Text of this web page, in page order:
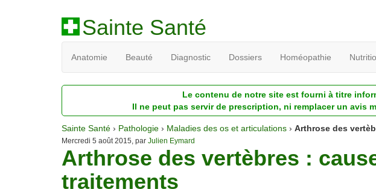
Sainte Santé
Anatomie Beauté Diagnostic Dossiers Homéopathie
Le contenu de notre site est fourni à titre
Il ne peut pas servir de prescription, ni remplacer un avis
Sainte Santé › Pathologie › Maladies des os et articulations › Arthrose des
Mercredi 5 août 2015, par Julien Eymard
Arthrose des vertèbres :
traitements